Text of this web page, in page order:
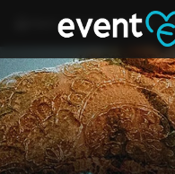
Event Kultur